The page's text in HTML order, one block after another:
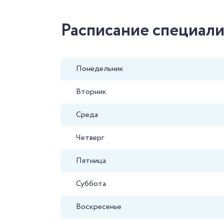
Расписание
Понедельник
Вторник
Среда
Четверг
Пятница
Суббота
Воскресенье